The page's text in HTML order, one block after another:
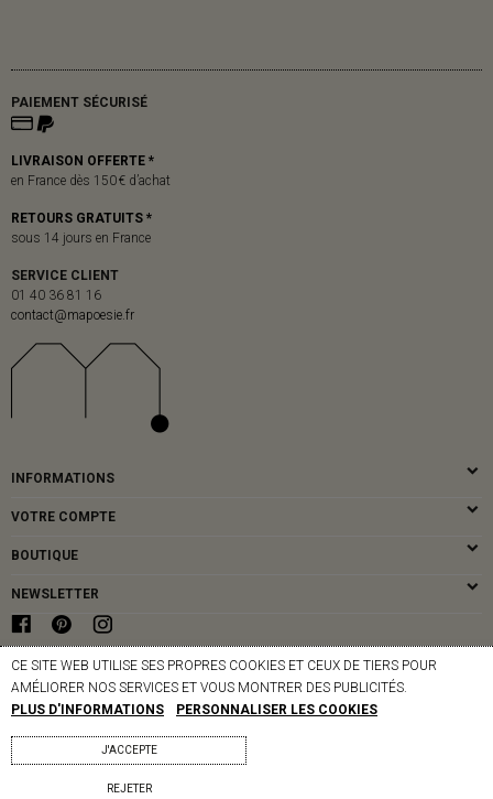
PAIEMENT SÉCURISÉ
LIVRAISON OFFERTE *
en France dès 150 € d’achat
RETOURS GRATUITS *
sous 14 jours en France
SERVICE CLIENT
01 40 36 81 16
contact@mapoesie.fr
INFORMATIONS
VOTRE COMPTE
BOUTIQUE
NEWSLETTER
© MAPOÉSIE PARIS - 2026
CE SITE WEB UTILISE SES PROPRES COOKIES ET CEUX DE TIERS POUR
AMÉLIORER NOS SERVICES ET VOUS MONTRER DES PUBLICITÉS.
PLUS D'INFORMATIONS
PERSONNALISER LES COOKIES
REJETER
J'ACCEPTE